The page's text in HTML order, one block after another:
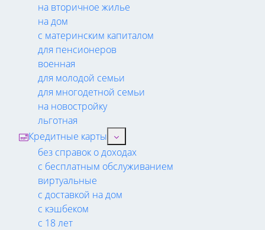
на вторичное жилье
на дом
с материнским капиталом
для пенсионеров
военная
для молодой семьи
для многодетной семьи
на новостройку
льготная
Кредитные карты
без справок о доходах
с бесплатным обслуживанием
виртуальные
с доставкой на дом
с кэшбеком
с 18 лет